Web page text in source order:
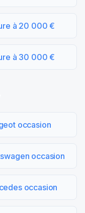
à 20 000 €
à 30 000 €
occasion
occasion
occasion